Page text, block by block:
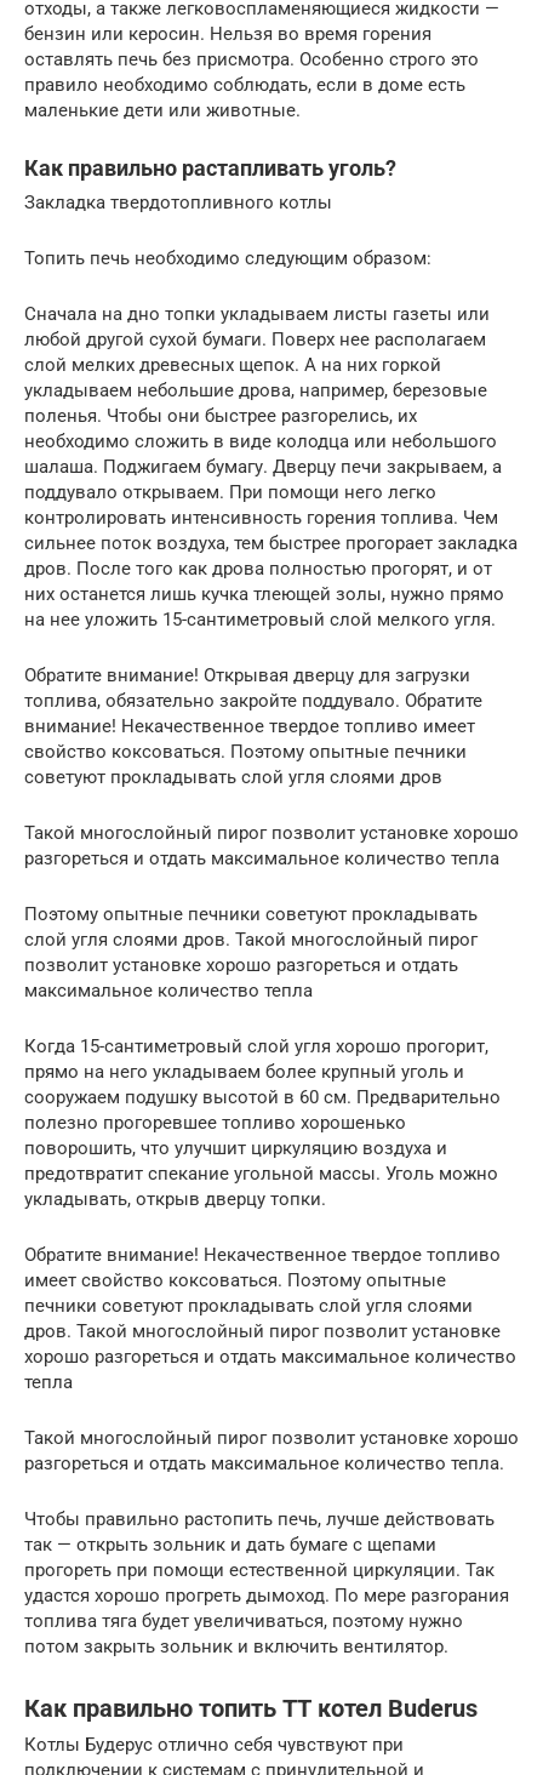
отходы, а также легковоспламеняющиеся жидкости —
бензин или керосин. Нельзя во время горения
оставлять печь без присмотра. Особенно строго это
правило необходимо соблюдать, если в доме есть
маленькие дети или животные.
Как правильно растапливать уголь?
Закладка твердотопливного котлы
Топить печь необходимо следующим образом:
Сначала на дно топки укладываем листы газеты или
любой другой сухой бумаги. Поверх нее располагаем
слой мелких древесных щепок. А на них горкой
укладываем небольшие дрова, например, березовые
поленья. Чтобы они быстрее разгорелись, их
необходимо сложить в виде колодца или небольшого
шалаша. Поджигаем бумагу. Дверцу печи закрываем, а
поддувало открываем. При помощи него легко
контролировать интенсивность горения топлива. Чем
сильнее поток воздуха, тем быстрее прогорает закладка
дров. После того как дрова полностью прогорят, и от
них останется лишь кучка тлеющей золы, нужно прямо
на нее уложить 15-сантиметровый слой мелкого угля.
Обратите внимание! Открывая дверцу для загрузки
топлива, обязательно закройте поддувало. Обратите
внимание! Некачественное твердое топливо имеет
свойство коксоваться. Поэтому опытные печники
советуют прокладывать слой угля слоями дров
Такой многослойный пирог позволит установке хорошо
разгореться и отдать максимальное количество тепла
Поэтому опытные печники советуют прокладывать
слой угля слоями дров. Такой многослойный пирог
позволит установке хорошо разгореться и отдать
максимальное количество тепла
Когда 15-сантиметровый слой угля хорошо прогорит,
прямо на него укладываем более крупный уголь и
сооружаем подушку высотой в 60 см. Предварительно
полезно прогоревшее топливо хорошенько
поворошить, что улучшит циркуляцию воздуха и
предотвратит спекание угольной массы. Уголь можно
укладывать, открыв дверцу топки.
Обратите внимание! Некачественное твердое топливо
имеет свойство коксоваться. Поэтому опытные
печники советуют прокладывать слой угля слоями
дров. Такой многослойный пирог позволит установке
хорошо разгореться и отдать максимальное количество
тепла
Такой многослойный пирог позволит установке хорошо
разгореться и отдать максимальное количество тепла.
Чтобы правильно растопить печь, лучше действовать
так — открыть зольник и дать бумаге с щепами
прогореть при помощи естественной циркуляции. Так
удастся хорошо прогреть дымоход. По мере разгорания
топлива тяга будет увеличиваться, поэтому нужно
потом закрыть зольник и включить вентилятор.
Как правильно топить ТТ котел Buderus
Котлы Будерус отлично себя чувствуют при
подключении к системам с принудительной и